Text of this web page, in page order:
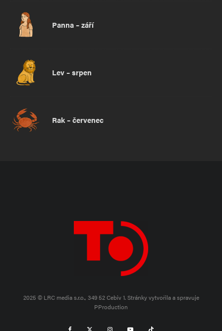
Panna – září
Lev – srpen
Rak – červenec
2025 © LRC media s.r.o., 349 52 Cebiv 1.Stránky vytvořila a spravuje
PProduction